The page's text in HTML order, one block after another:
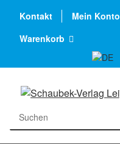
Kontakt Mein Konto
Warenkorb